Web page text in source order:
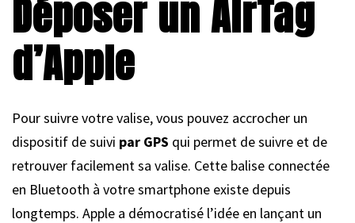
Déposer un AirTag
d’Apple
Pour suivre votre valise, vous pouvez accrocher un
dispositif de suivi par GPS qui permet de suivre et de
retrouver facilement sa valise. Cette balise connectée
en Bluetooth à votre smartphone existe depuis
longtemps. Apple a démocratisé l’idée en lançant un